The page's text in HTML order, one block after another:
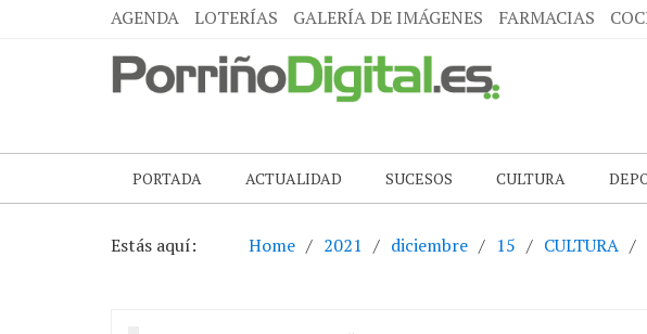
AGENDA LOTERÍAS GALERÍA DE IMÁGENES FARMACIAS
PORTADA ACTUALIDAD SUCESOS CULTURA
Estás aquí: Home 2021 diciembre 15 CULTURA